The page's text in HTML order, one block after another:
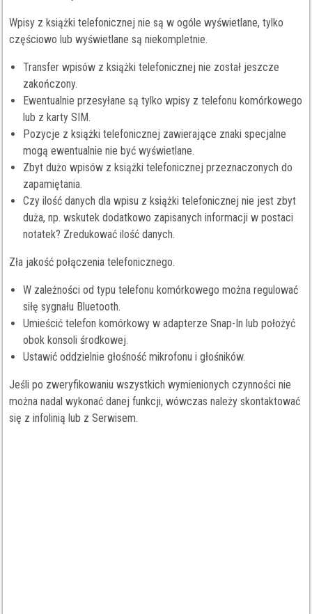
Wpisy z książki telefonicznej nie są w ogóle wyświetlane, tylko
częściowo lub wyświetlane są niekompletnie.
Transfer wpisów z książki telefonicznej nie został jeszcze
zakończony.
Ewentualnie przesyłane są tylko wpisy z telefonu komórkowego
lub z karty SIM.
Pozycje z książki telefonicznej zawierające znaki specjalne
mogą ewentualnie nie być wyświetlane.
Zbyt dużo wpisów z książki telefonicznej przeznaczonych do
zapamiętania.
Czy ilość danych dla wpisu z książki telefonicznej nie jest zbyt
duża, np. wskutek dodatkowo zapisanych informacji w postaci
notatek? Zredukować ilość danych.
Zła jakość połączenia telefonicznego.
W zależności od typu telefonu komórkowego można regulować
siłę sygnału Bluetooth.
Umieścić telefon komórkowy w adapterze Snap-In lub położyć
obok konsoli środkowej.
Ustawić oddzielnie głośność mikrofonu i głośników.
Jeśli po zweryfikowaniu wszystkich wymienionych czynności nie
można nadal wykonać danej funkcji, wówczas należy skontaktować
się z infolinią lub z Serwisem.